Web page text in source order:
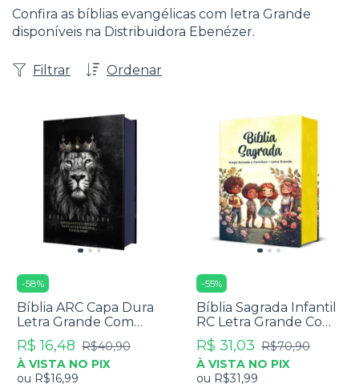
Confira as bíblias evangélicas com letra Grande
disponíveis na Distribuidora Ebenézer.
Ordenar
Filtrar
-58%
Bíblia ARC Capa Dura
Letra Grande Com
Harpa - Textos
Coloridos - Leão Rei
Dos Reis
R$ 16,48 R$40,90
À VISTA NO PIX
ou R$16,99
-55%
Bíblia Sagrada Infantil
RC Letra Grande Com
Harpa Avivada E
Corinhos Capa Dura
Pequena Crianças
Jardim
R$ 31,03 R$70,90
À VISTA NO PIX
ou R$31,99